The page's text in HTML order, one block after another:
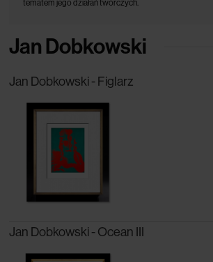
tematem jego działań twórczych.
Jan Dobkowski
Jan Dobkowski - Figlarz
Jan Dobkowski - Ocean III